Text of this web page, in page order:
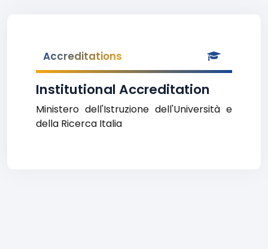
Accreditations
Institutional Accreditation
Ministero dell'Istruzione dell'Università e
della Ricerca Italia